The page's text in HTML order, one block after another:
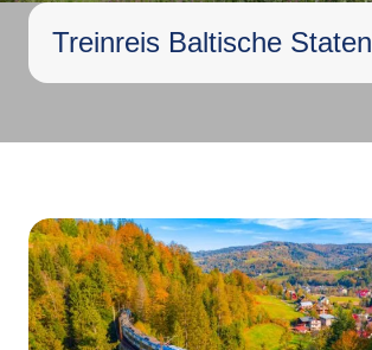
Treinreis Baltische Staten